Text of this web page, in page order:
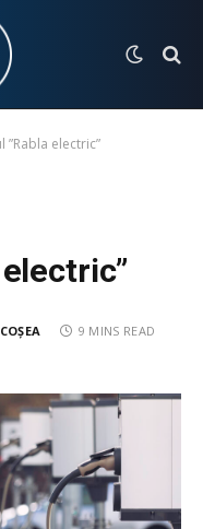
”Rabla electric”
9 MINS READ